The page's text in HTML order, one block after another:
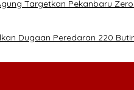
Targetkan Pekanbaru
Dugaan Peredaran 220